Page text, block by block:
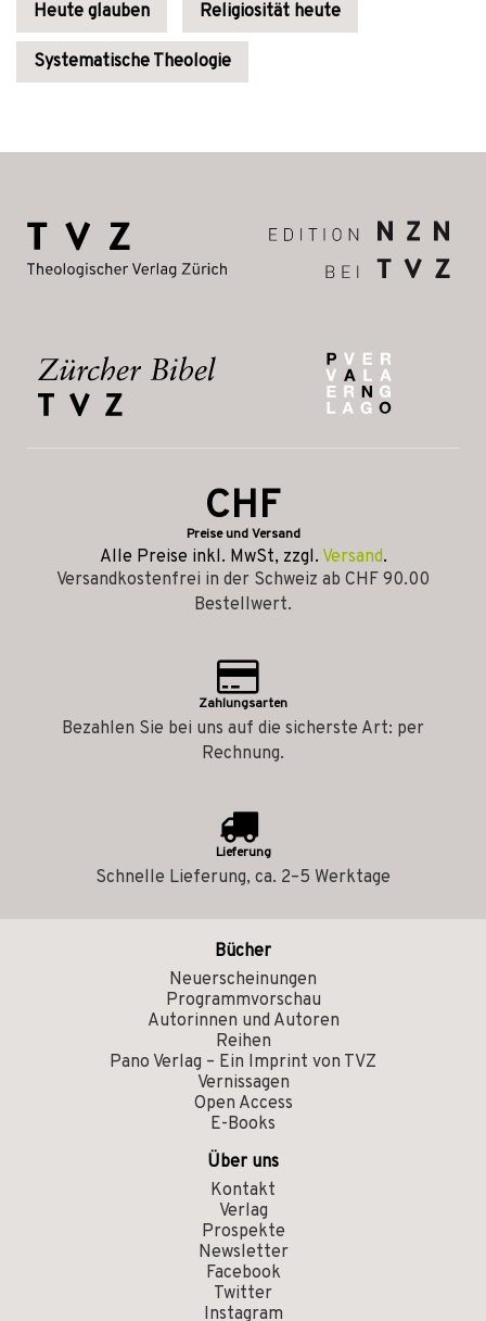
Heute glauben Religiosität heute
Systematische Theologie
CHF
Preise und Versand
Alle Preise inkl. MwSt, zzgl. Versand.
Versandkostenfrei in der Schweiz ab CHF 90.00
Bestellwert.
Zahlungsarten
Bezahlen Sie bei uns auf die sicherste Art: per
Rechnung.
Lieferung
Schnelle Lieferung, ca. 2–5 Werktage
Bücher
Neuerscheinungen
Programmvorschau
Autorinnen und Autoren
Reihen
Pano Verlag – Ein Imprint von TVZ
Vernissagen
Open Access
E-Books
Über uns
Kontakt
Verlag
Prospekte
Newsletter
Facebook
Twitter
Instagram